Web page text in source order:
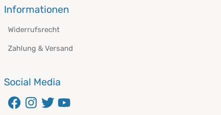
Informationen
Widerrufsrecht
Zahlung & Versand
Social Media
öffnet in neuem Fenster
öffnet in neuem Fenster
öffnet in neuem Fenster